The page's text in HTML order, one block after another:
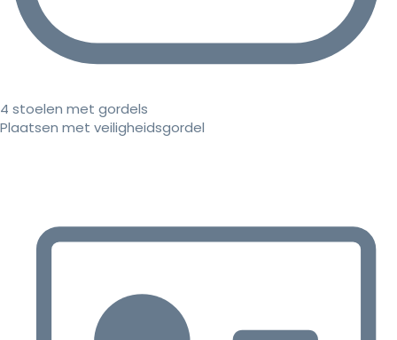
4 stoelen met gordels
Plaatsen met veiligheidsgordel